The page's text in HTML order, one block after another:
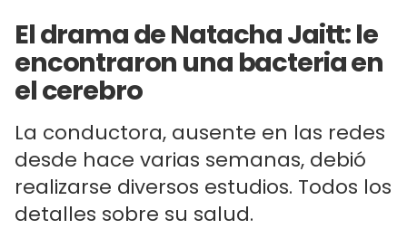
El drama de Natacha Jaitt: le
encontraron una bacteria en
el cerebro
La conductora, ausente en las redes
desde hace varias semanas, debió
realizarse diversos estudios. Todos los
detalles sobre su salud.